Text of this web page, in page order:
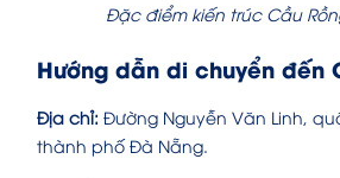
Đặc điểm kiến trúc Cầu
Hướng dẫn di chuyển đến
Địa chỉ: Đường Nguyễn Văn Linh,
thành phố Đà Nẵng.